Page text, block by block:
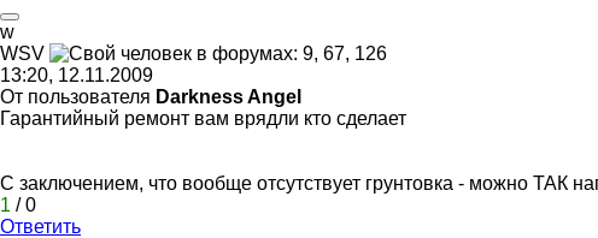
w
WSV
13:20, 12.11.2009
От пользователя Darkness Angel
Гарантийный ремонт вам врядли кто сделает
С заключением, что вообще отсутствует грунтовка - можно ТАК
1 /0
Ответить